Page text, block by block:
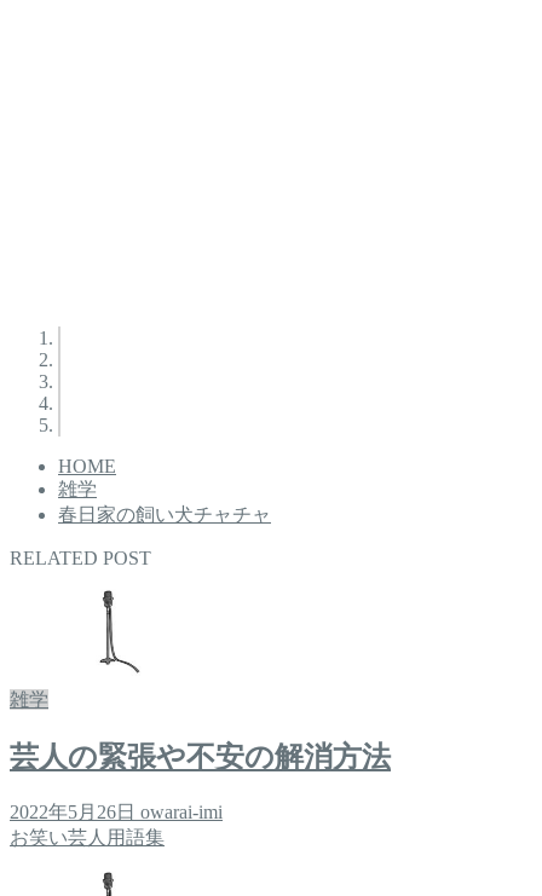
HOME
雑学
春日家の飼い犬チャチャ
RELATED POST
雑学
芸人の緊張や不安の解消方法
2022年5月26日 owarai-imi
お笑い芸人用語集